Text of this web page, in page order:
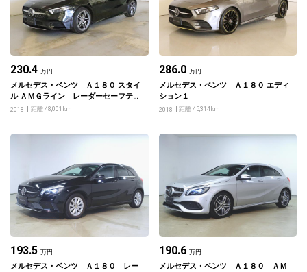
230.4 万円
メルセデス・ベンツ Ａ１８０ スタイ
ル ＡＭＧライン レーダーセーフティ
パッケージ・ナビゲーションパッケー
2018 距離 48,001km
286.0 万円
メルセデス・ベンツ Ａ１８０ エディ
ション１
2018 距離 45,314km
193.5 万円
メルセデス・ベンツ Ａ１８０ レー
190.6 万円
メルセデス・ベンツ Ａ１８０ ＡＭ